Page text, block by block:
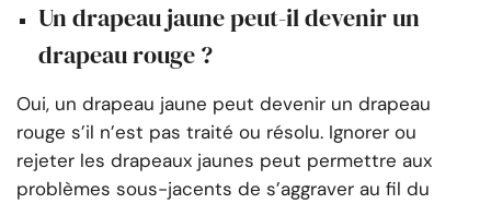
Un drapeau jaune peut-il devenir un
drapeau rouge ?
Oui, un drapeau jaune peut devenir un drapeau
rouge s’il n’est pas traité ou résolu. Ignorer ou
rejeter les drapeaux jaunes peut permettre aux
problèmes sous-jacents de s’aggraver au fil du